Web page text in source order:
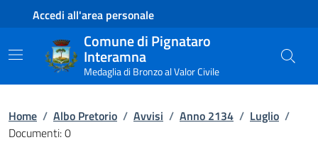
Contenuto principale
Piede di paginaAccedi all'area personale
Comune di Pignataro
Interamna
Medaglia di Bronzo al Valor Civile
Home / Albo Pretorio / Avvisi / Anno 2134 / Luglio /
Documenti: 0